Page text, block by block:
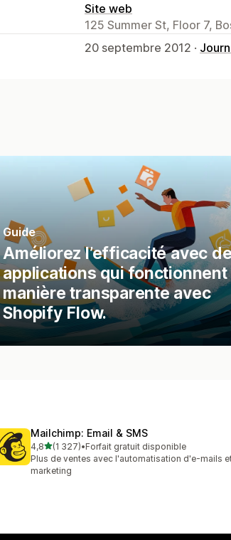
Site web
125 Summer St, Floor 7,
20 septembre 2012 ·
Guide
Améliorez l’efficacité avec
applications qui fonctionnent
manière transparente avec
Shopify Flow.
Mailchimp: Email & SMS
4,8étoile(s) sur 5
(1 327)
1327 avis au total
•Forfait gratuit disponible
Plus de ventes avec l'automatisation d'e-mails
marketing